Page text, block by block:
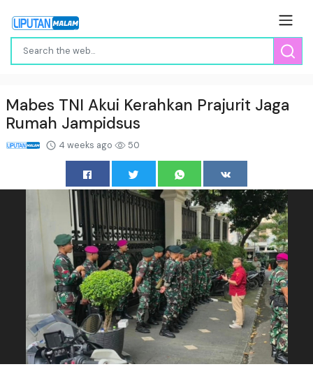
Mabes TNI Akui Kerahkan Prajurit Jaga
Rumah Jampidsus
4 weeks ago 50